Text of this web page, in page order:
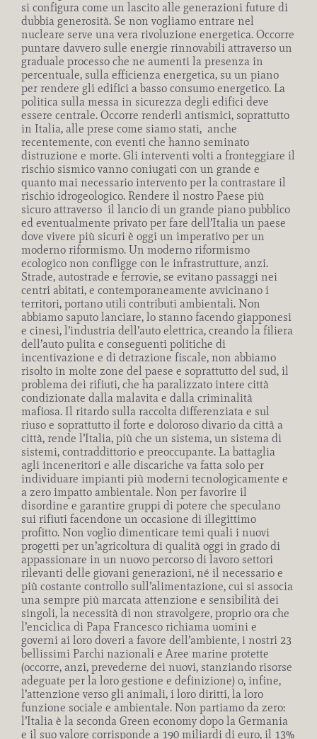
si configura come un lascito alle generazioni future di
dubbia generosità. Se non vogliamo entrare nel
nucleare serve una vera rivoluzione energetica. Occorre
puntare davvero sulle energie rinnovabili attraverso un
graduale processo che ne aumenti la presenza in
percentuale, sulla efficienza energetica, su un piano
per rendere gli edifici a basso consumo energetico. La
politica sulla messa in sicurezza degli edifici deve
essere centrale. Occorre renderli antismici, soprattutto
in Italia, alle prese come siamo stati, anche
recentemente, con eventi che hanno seminato
distruzione e morte. Gli interventi volti a fronteggiare il
rischio sismico vanno coniugati con un grande e
quanto mai necessario intervento per la contrastare il
rischio idrogeologico. Rendere il nostro Paese più
sicuro attraverso il lancio di un grande piano pubblico
ed eventualmente privato per fare dell’Italia un paese
dove vivere più sicuri è oggi un imperativo per un
moderno riformismo. Un moderno riformismo
ecologico non confligge con le infrastrutture, anzi.
Strade, autostrade e ferrovie, se evitano passaggi nei
centri abitati, e contemporaneamente avvicinano i
territori, portano utili contributi ambientali. Non
abbiamo saputo lanciare, lo stanno facendo giapponesi
e cinesi, l’industria dell’auto elettrica, creando la filiera
dell’auto pulita e conseguenti politiche di
incentivazione e di detrazione fiscale, non abbiamo
risolto in molte zone del paese e soprattutto del sud, il
problema dei rifiuti, che ha paralizzato intere città
condizionate dalla malavita e dalla criminalità
mafiosa. Il ritardo sulla raccolta differenziata e sul
riuso e soprattutto il forte e doloroso divario da città a
città, rende l’Italia, più che un sistema, un sistema di
sistemi, contraddittorio e preoccupante. La battaglia
agli inceneritori e alle discariche va fatta solo per
individuare impianti più moderni tecnologicamente e
a zero impatto ambientale. Non per favorire il
disordine e garantire gruppi di potere che speculano
sui rifiuti facendone un occasione di illegittimo
profitto. Non voglio dimenticare temi quali i nuovi
progetti per un’agricoltura di qualità oggi in grado di
appassionare in un nuovo percorso di lavoro settori
rilevanti delle giovani generazioni, né il necessario e
più costante controllo sull’alimentazione, cui si associa
una sempre più marcata attenzione e sensibilità dei
singoli, la necessità di non stravolgere, proprio ora che
l’enciclica di Papa Francesco richiama uomini e
governi ai loro doveri a favore dell’ambiente, i nostri 23
bellissimi Parchi nazionali e Aree marine protette
(occorre, anzi, prevederne dei nuovi, stanziando risorse
adeguate per la loro gestione e definizione) o, infine,
l’attenzione verso gli animali, i loro diritti, la loro
funzione sociale e ambientale. Non partiamo da zero:
l’Italia è la seconda Green economy dopo la Germania
e il suo valore corrisponde a 190 miliardi di euro, il 13%